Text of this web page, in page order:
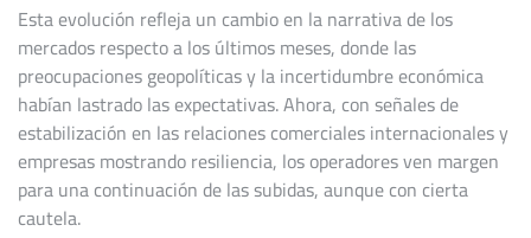
Esta evolución refleja un cambio en la narrativa de los
mercados respecto a los últimos meses, donde las
preocupaciones geopolíticas y la incertidumbre económica
habían lastrado las expectativas. Ahora, con señales de
estabilización en las relaciones comerciales internacionales y
empresas mostrando resiliencia, los operadores ven margen
para una continuación de las subidas, aunque con cierta
cautela.